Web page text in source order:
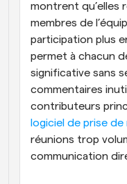
montrent qu’elles
membres de
participation plus
permet à chacun
significative sans
commentaires
contributeurs
logiciel de prise
réunions trop
communication